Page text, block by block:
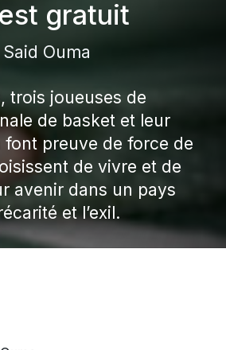
gratuit
Ouma
trois joueuses de
de basket et leur
preuve de force de
de vivre et de
avenir dans un pays
et l’exil.